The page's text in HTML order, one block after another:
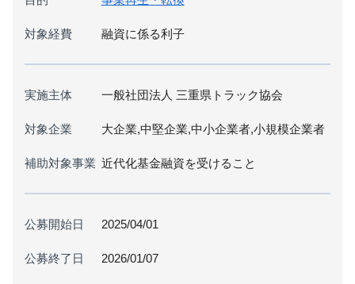
対象経費 融資に係る利子
実施主体 一般社団法人 三重県トラック協会
対象企業 大企業,中堅企業,中小企業者,小規模企業者
補助対象事業 近代化基金融資を受けること
公募開始日 2025/04/01
公募終了日 2026/01/07